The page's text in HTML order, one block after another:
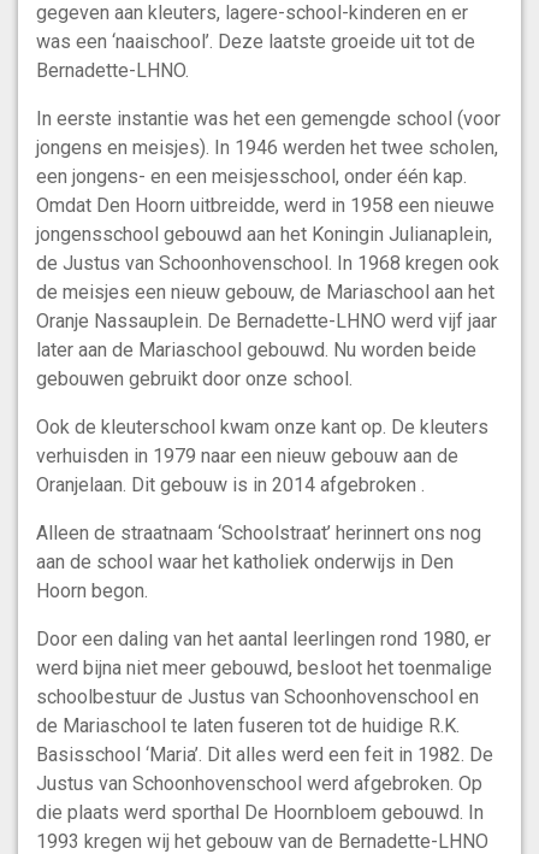
gegeven aan kleuters, lagere-school-kinderen en er
was een ‘naaischool’. Deze laatste groeide uit tot de
Bernadette-LHNO.
In eerste instantie was het een gemengde school (voor
jongens en meisjes). In 1946 werden het twee scholen,
een jongens- en een meisjesschool, onder één kap.
Omdat Den Hoorn uitbreidde, werd in 1958 een nieuwe
jongensschool gebouwd aan het Koningin Julianaplein,
de Justus van Schoonhovenschool. In 1968 kregen ook
de meisjes een nieuw gebouw, de Mariaschool aan het
Oranje Nassauplein. De Bernadette-LHNO werd vijf jaar
later aan de Mariaschool gebouwd. Nu worden beide
gebouwen gebruikt door onze school.
Ook de kleuterschool kwam onze kant op. De kleuters
verhuisden in 1979 naar een nieuw gebouw aan de
Oranjelaan. Dit gebouw is in 2014 afgebroken .
Alleen de straatnaam ‘Schoolstraat’ herinnert ons nog
aan de school waar het katholiek onderwijs in Den
Hoorn begon.
Door een daling van het aantal leerlingen rond 1980, er
werd bijna niet meer gebouwd, besloot het toenmalige
schoolbestuur de Justus van Schoonhovenschool en
de Mariaschool te laten fuseren tot de huidige R.K.
Basisschool ‘Maria’. Dit alles werd een feit in 1982. De
Justus van Schoonhovenschool werd afgebroken. Op
die plaats werd sporthal De Hoornbloem gebouwd. In
1993 kregen wij het gebouw van de Bernadette-LHNO